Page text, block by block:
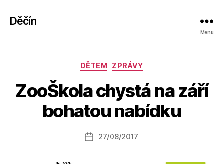
Děčín
Menu
Rubriky
DĚTEM ZPRÁVY
ZooŠkola chystá na září
bohatou nabídku
Autor
příspěvku
u
o
a
Datum
27/08/2017